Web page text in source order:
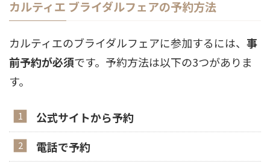
カルティエ ブライダルフェアの予約方法
カルティエのブライダルフェアに参加するには、 事
前予約が必須です。予約方法は以下の3つがありま
す。
公式サイトから予約
電話で予約